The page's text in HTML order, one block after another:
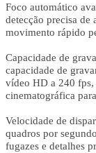
Foco automático
detecção precisa
movimento rápido
Capacidade de
capacidade de
vídeo HD a 240
cinematográfica
Velocidade de
quadros por
fugazes e detalhes